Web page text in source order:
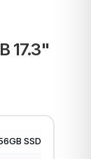
17.3"
SSD